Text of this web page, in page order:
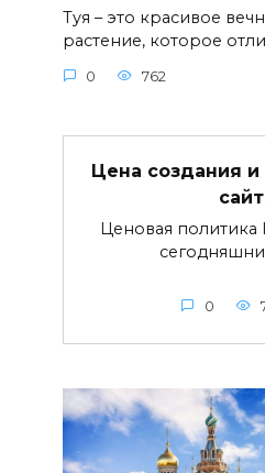
Туя – это красивое
растение, которое
0 762
Цена создания
Ценовая политика
0